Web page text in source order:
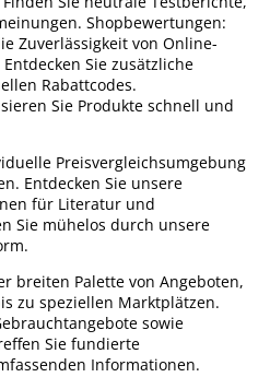
Shopbewertungen:
Zuverlässigkeit von Online-
Sie zusätzliche
Rabattcodes.
Sie Produkte schnell und
Preisvergleichsumgebung
Entdecken Sie unsere
für Literatur und
Sie mühelos durch unsere
breiten Palette von Angeboten,
zu speziellen Marktplätzen.
sowie
Sie fundierte
Informationen.